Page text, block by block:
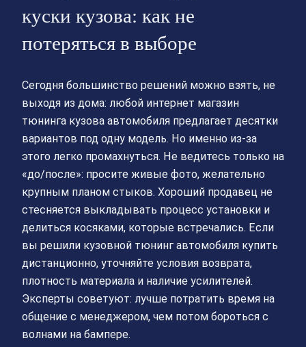
куски кузова: как не
потеряться в выборе
Сегодня большинство решений можно взять, не
выходя из дома: любой интернет магазин
тюнинга кузова автомобиля предлагает десятки
вариантов под одну модель. Но именно из‑за
этого легко промахнуться. Не ведитесь только на
«до/после»: просите живые фото, желательно
крупным планом стыков. Хороший продавец не
стесняется выкладывать процесс установки и
делиться косяками, которые встречались. Если
вы решили кузовной тюнинг автомобиля купить
дистанционно, уточняйте условия возврата,
плотность материала и наличие усилителей.
Эксперты советуют: лучше потратить время на
общение с менеджером, чем потом бороться с
волнами на бампере.